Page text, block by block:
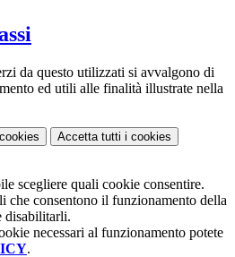
da questo utilizzati si avvalgono di
ed utili alle finalità illustrate nella
Accetta tutti i cookies
scegliere quali cookie consentire.
che consentono il funzionamento della
disabilitarli.
necessari al funzionamento potete
.